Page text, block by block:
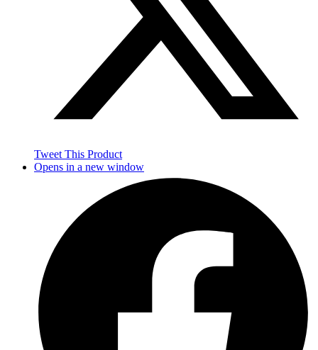
Tweet This Product
Opens in a new window